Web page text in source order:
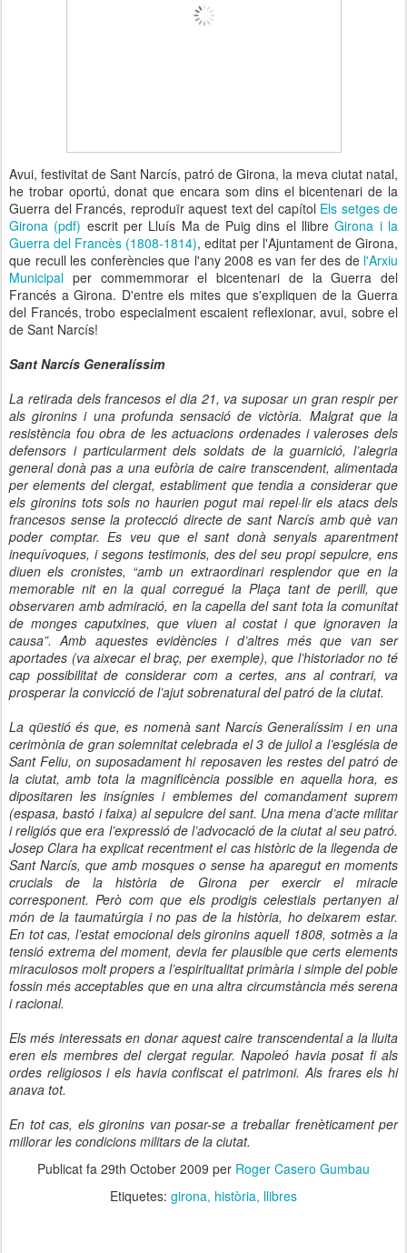
Avui, festivitat de Sant Narcís, patró de Girona, la meva ciutat natal,
he trobar oportú, donat que encara som dins el bicentenari de la
Guerra del Francés, reproduïr aquest text del capítol Els setges de
Girona (pdf) escrit per Lluís Ma de Puig dins el llibreGirona i la
Guerra del Francès (1808-1814), editat per l'Ajuntament de Girona,
que recull les conferències que l'any 2008 es van fer des de l'Arxiu
Municipal per commemmorar el bicentenari de la Guerra del
Francés a Girona. D'entre els mites que s'expliquen de la Guerra
del Francés, trobo especialment escaient reflexionar, avui, sobre el
de Sant Narcís!
Sant Narcís Generalíssim
La retirada dels francesos el dia 21, va suposar un gran respir per
als gironins i una profunda sensació de victòria. Malgrat que la
resistència fou obra de les actuacions ordenades i valeroses dels
defensors i particularment dels soldats de la guarnició, l’alegria
general donà pas a una eufòria de caire transcendent, alimentada
per elements del clergat, establiment que tendia a considerar que
els gironins tots sols nohaurien pogut mai repel·lir els atacs dels
francesos sense la protecció directe de sant Narcís amb què van
poder comptar. Es veu que el sant donà senyals aparentment
inequívoques, i segons testimonis, des del seu propi sepulcre, ens
diuen els cronistes, “amb un extraordinari resplendor que en la
memorable nit en la qual corregué la Plaça tant de perill, que
observaren amb admiració, en la capella del sant tota la comunitat
de monges caputxines, que viuen al costat i que ignoraven la
causa”. Amb aquestes evidències i d’altres més que van ser
aportades (va aixecar el braç, per exemple), que l’historiador no té
cap possibilitat de considerar com a certes, ans al contrari, va
prosperar la convicció de l’ajut sobrenatural del patró de la ciutat.
La qüestió és que, es nomenà sant Narcís Generalíssim i en una
cerimònia de gran solemnitat celebrada el 3 de juliol a l’església de
Sant Feliu, on suposadament hi reposaven les restes del patró de
la ciutat, amb tota la magnificència possible en aquella hora, es
dipositaren les insígnies i emblemes del comandament suprem
(espasa, bastó i faixa) al sepulcre del sant. Una mena d’acte militar
i religiós que era l’expressió de l’advocació de la ciutat al seu patró.
Josep Clara ha explicat recentment el cas històric de la llegenda de
Sant Narcís, que amb mosques o sense ha aparegut en moments
crucials de la història de Girona per exercir el miracle
corresponent. Però com que els prodigis celestials pertanyen al
món de la taumatúrgia i no pas de la història, ho deixarem estar.
En tot cas, l’estat emocional dels gironins aquell 1808, sotmès a la
tensió extrema del moment, devia fer plausible que certs elements
miraculosos molt propers a l’espiritualitat primària i simple del poble
fossin mésacceptables que en una altra circumstància més serena
i racional.
Els més interessats en donar aquest caire transcendental a la lluita
eren els membres del clergat regular. Napoleó havia posat fi als
ordes religiosos i els havia confiscat el patrimoni. Als frares els hi
anava tot.
En tot cas, els gironins van posar-se a treballar frenèticament per
millorar les condicions militars de la ciutat.
Publicat fa 29th October 2009 per Roger Casero Gumbau
Etiquetes: girona història llibres